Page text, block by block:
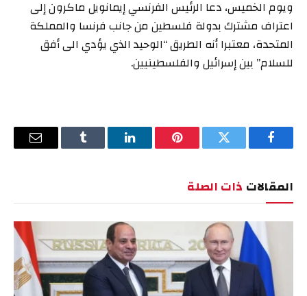
ويوم الخميس، دعا الرئيس الفرنسي إيمانويل ماكرون إلى
اعتراف مشترك بدولة فلسطين من جانب فرنسا والمملكة
المتحدة، معتبرا أنه الطريق “الوحيد الذي يؤدي الى أفق
للسلام” بين إسرائيل والفلسطينيين.
فيسبوك تويتر بينتيريستلينكدإن Tumblr
البريد
المقالات ذات الصلة